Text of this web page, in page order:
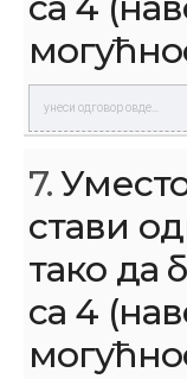
7.
стави
тако да
са 4